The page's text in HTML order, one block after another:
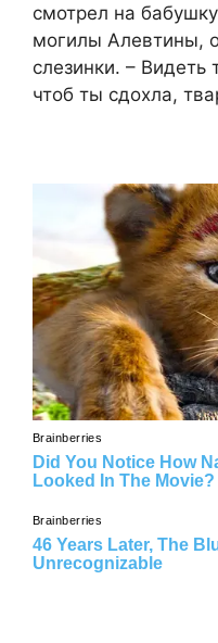
смотрел на
могилы Алевтины,
слезинки. – Видеть
чтоб ты сдохла,